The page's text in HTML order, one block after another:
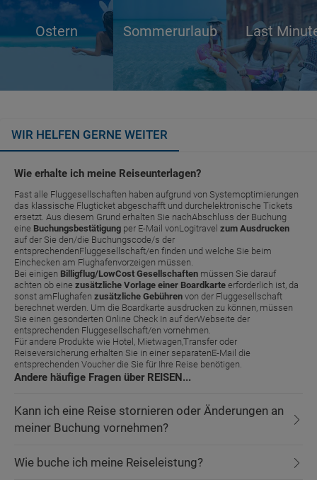
Ostern Sommerurlaub Last
WIR HELFEN GERNE WEITER
Wie erhalte ich meine Reiseunterlagen?
Fast alle Fluggesellschaften haben aufgrund von Systemoptimierungen
das klassische Flugticket abgeschafft und durchelektronische Tickets
ersetzt. Aus diesem Grund erhalten Sie nachAbschluss der Buchung
eine Buchungsbestätigung per E-Mail vonLogitravel zum Ausdrucken
auf der Sie den/die Buchungscode/s der
entsprechendenFluggesellschaft/en finden und welche Sie beim
Einchecken am Flughafenvorzeigen müssen.
Bei einigen Billigflug/LowCost Gesellschaften müssen Sie darauf
achten ob eine zusätzliche Vorlage einer Boardkarte erforderlich ist, da
sonst amFlughafen zusätzliche Gebühren von der Fluggesellschaft
berechnet werden. Um die Boardkarte ausdrucken zu können, müssen
Sie einen gesonderten Online Check In auf derWebseite der
entsprechenden Fluggesellschaft/en vornehmen.
Für andere Produkte wie Hotel, Mietwagen,Transfer oder
Reiseversicherung erhalten Sie in einer separatenE-Mail die
entsprechenden Voucher die Sie für Ihre Reise benötigen.
Andere häufige Fragen über REISEN...
Kann ich eine Reise stornieren oder Änderungen an
meiner Buchung vornehmen?
Wie buche ich meine Reiseleistung?